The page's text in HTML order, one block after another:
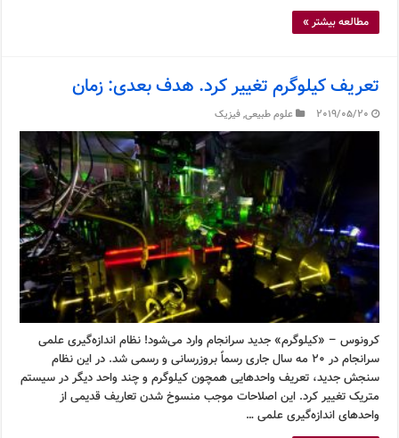
مطالعه بیشتر »
تعریف کیلوگرم تغییر کرد. هدف بعدی: زمان
2019/05/20 علوم طبیعی,فیزیک
کرونوس – «کیلوگرم» جدید سرانجام وارد می‌شود! نظام اندازه‌گیری علمی
سرانجام در ۲۰ مه سال جاری رسماً بروزرسانی و رسمی شد. در این نظام
سنجش جدید، تعریف واحدهایی همچون کیلوگرم و چند واحد دیگر در سیستم
متریک تغییر کرد. این اصلاحات موجب منسوخ شدن تعاریف قدیمی از
واحدهای اندازه‌گیری علمی …